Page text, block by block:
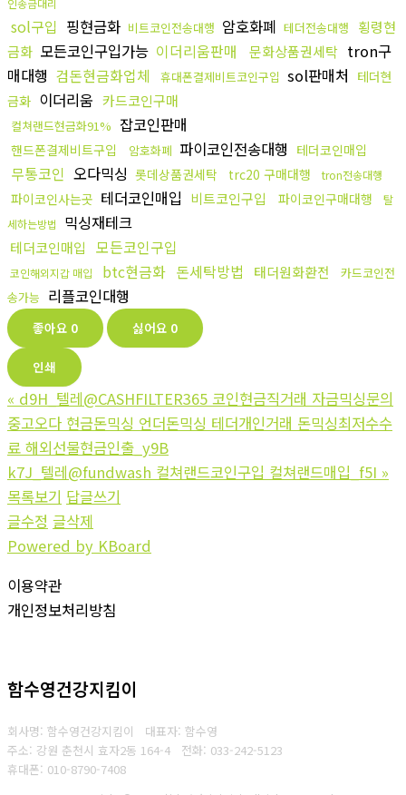
인송금대리
sol구입 핑현금화 비트코인전송대행 암호화폐 테더전송대행
횡령현
금화 모든코인구입가능 이더리움판매 문화상품권세탁 tron구
매대행 검돈현금화업체 휴대폰결제비트코인구입 sol판매처 테더현
금화 이더리움 카드코인구매
컬쳐랜드현금화91% 잡코인판매
핸드폰결제비트구입 암호화폐 파이코인전송대행 테더코인매입
무통코인 오다믹싱 롯데상품권세탁 trc20 구매대행 tron전송대행
파이코인사는곳 테더코인매입 비트코인구입 파이코인구매대행
탈
세하는방법
믹싱재테크
테더코인매입 모든코인구입
코인해외지갑 매입 btc현금화 돈세탁방법 태더원화환전
카드코인전
송가능 리플코인대행
좋아요 0 싫어요 0
인쇄
« d9H_텔레@CASHFILTER365 코인현금직거래 자금믹싱문의
중고오다 현금돈믹싱 언더돈믹싱 테더개인거래 돈믹싱최저수수
료 해외선물현금인출_y9B
k7J_텔레@fundwash 컬쳐랜드코인구입 컬쳐랜드매입_f5I »
목록보기 답글쓰기
글수정 글삭제
Powered by KBoard
이용약관
개인정보처리방침
함수영건강지킴이
회사명: 함수영건강지킴이 대표자: 함수영
주소: 강원 춘천시 효자2동 164-4 전화: 033-242-5123
휴대폰: 010-8790-7408